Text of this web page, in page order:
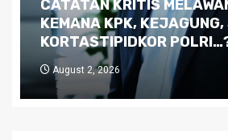
Dilema Kaltim di Tengah
Kutukan Sumber Daya
Pemimpin yang Tak
July 29, 2026